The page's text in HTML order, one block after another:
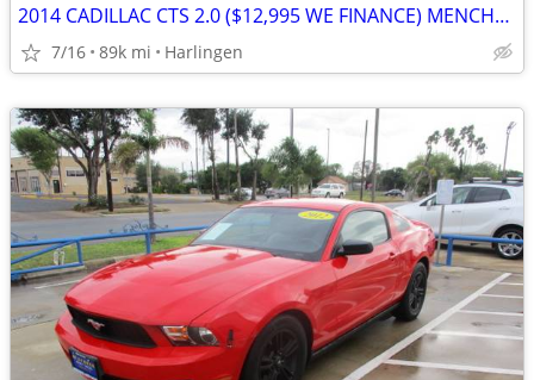
2014 CADILLAC CTS 2.0 ($12,995 WE FINANCE) MENCHACA AUTO SALES
7/16 89k mi Harlingen